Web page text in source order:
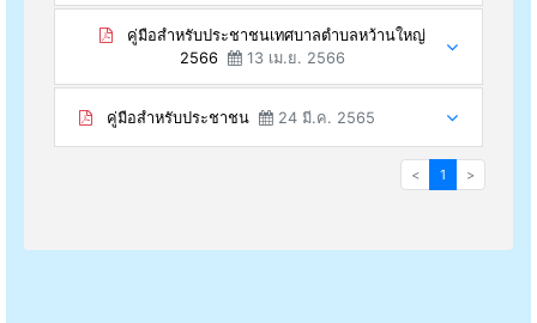
2566
13 เม.ย. 2566
คู่มือสำหรับประชาชน 24 มี.ค. 2565
< 1 >